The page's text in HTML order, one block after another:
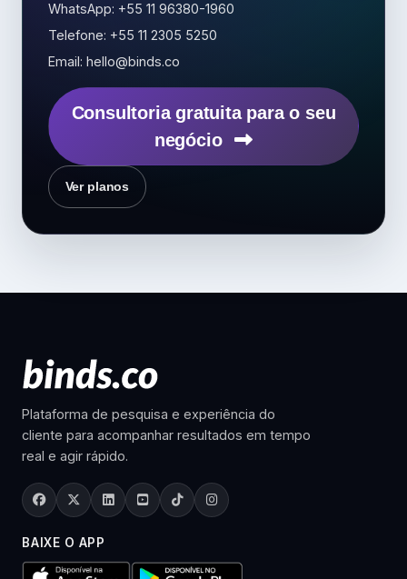
WhatsApp: +55 11 96380-1960
Telefone: +55 11 2305 5250
Email: hello@binds.co
Consultoria gratuita para o seu
negócio
Ver planos
Plataforma de pesquisa e experiência do
cliente para acompanhar resultados em tempo
real e agir rápido.
BAIXE O APP